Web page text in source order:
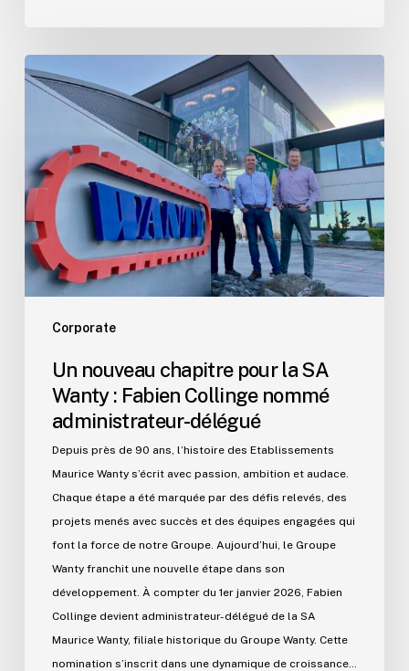
Corporate
Un
nouveau
chapitre
la
SA
Wanty
:
Fabien
Collinge
administrateur-
Un nouveau chapitre pour la SA
Wanty : Fabien Collinge nommé
administrateur-délégué
Depuis près de 90 ans, l’histoire des Etablissements
Maurice Wanty s’écrit avec passion, ambition et audace.
Chaque étape a été marquée par des défis relevés, des
projets menés avec succès et des équipes engagées qui
font la force de notre Groupe. Aujourd’hui, le Groupe
Wanty franchit une nouvelle étape dans son
développement. À compter du 1er janvier 2026, Fabien
Collinge devient administrateur-délégué de la SA
Maurice Wanty, filiale historique du Groupe Wanty. Cette
nomination s’inscrit dans une dynamique de croissance…